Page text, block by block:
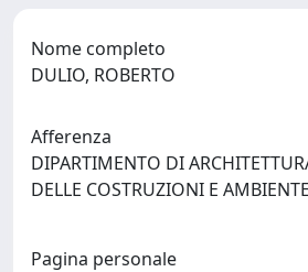
Nome completo
DULIO, ROBERTO
Afferenza
DIPARTIMENTO DI
DELLE COSTRUZIONI E
Pagina personale